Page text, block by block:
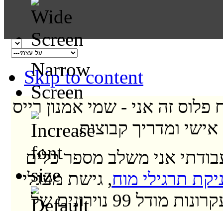
Skip to content
פלוס זה אני - שמי אמנון רייס
אישי ומדריך קבוצות.
אני משלב מספר כלים
תרגילי מוח, גישת מעגלי
הקשבה ועקרונות מודל 99 נוירונים של